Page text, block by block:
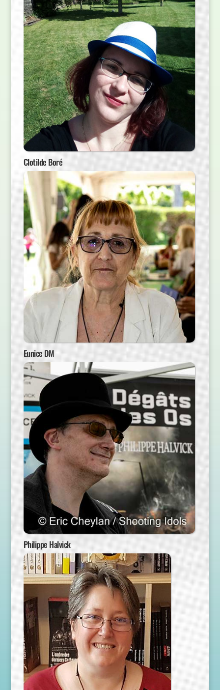
Clotilde Boré
Eunice DM
Philippe Halvick